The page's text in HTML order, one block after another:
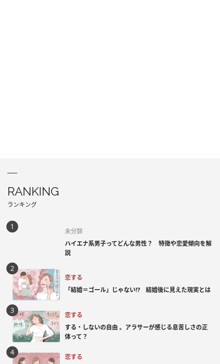
RANKING
ランキング
未分類
ハイエナ系男子ってどんな男性？ 特徴や恋愛傾向を解
説
恋する
「結婚＝ゴール」じゃない⁉ 結婚後に見えた現実とは
恋する
する・しないの自由 。アラサーが感じる息苦しさの正
体って？
恋する